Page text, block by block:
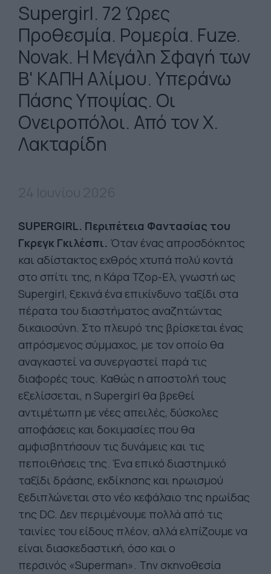
Supergirl. 72 Ώρες
Προθεσμία. Ρομερία. Fuze.
Novak. Η Μεγάλη Σφαγή των
Β' ΚΑΠΗ Αλίμου. Υπεράνω
Πάσης Υποψίας. Οι
Ονειροπόλοι. Από τον Χ.
Λακταρίδη
SUPERGIRL. Περιπέτεια Φαντασίας του
Γκρεγκ Γκιλέσπι. Όταν ένας απροσδόκητος
και αδίστακτος εχθρός χτυπά πολύ κοντά
στο σπίτι της, η Κάρα Τζορ-Ελ, γνωστή ως
Supergirl, ξεκινά ένα επικίνδυνο ταξίδι στα
πέρατα του διαστήματος αναζητώντας
δικαιοσύνη. Στο πλευρό της βρίσκεται ένας
απρόσμενος σύμμαχος, με τον οποίο θα
αναγκαστεί να συνεργαστεί παρά τις
διαφορές τους. Καθώς η αποστολή τους
εξελίσσεται, η Supergirl θα βρεθεί
αντιμέτωπη με νέες απειλές, δύσκολες
αποφάσεις και δοκιμασίες που θα
αμφισβητήσουν τις δυνάμεις και τις
πεποιθήσεις της. Ένα επικό διαστημικό
ταξίδι δράσης, εκδίκησης και ηρωισμού
ξεδιπλώνεται στο νέο κεφάλαιο της ηρωίδας
της DC. Δεν περιμένουμε πολλά από τις
ταινίες του είδους πλέον, αλλά ελπίζουμε να
είναι διασκεδαστική, όσο και ο
περσινός «Superman». Την σκηνοθεσία